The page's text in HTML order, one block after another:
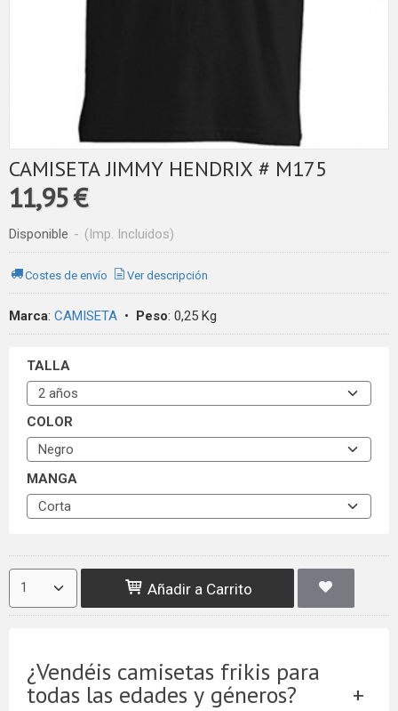
CAMISETA JIMMY HENDRIX # M175
11,95 €
Disponible - (Imp. Incluidos)
Costes de envío Ver descripción
Marca: CAMISETA • Peso: 0,25 Kg
TALLA
COLOR
MANGA
Añadir a Carrito
¿Vendéis camisetas frikis para
todas las edades y géneros?